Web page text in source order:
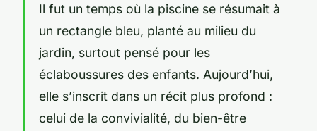
Il fut un temps où la piscine se résumait à
un rectangle bleu, planté au milieu du
jardin, surtout pensé pour les
éclaboussures des enfants. Aujourd’hui,
elle s’inscrit dans un récit plus profond :
celui de la convivialité, du bien-être